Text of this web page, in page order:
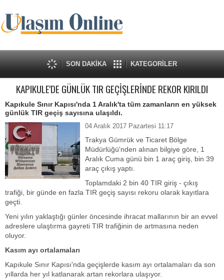
SON DAKİKA KATEGORİLER
KAPIKULE'DE GÜNLÜK TIR GEÇİŞLERİNDE REKOR KIRILDI
Kapıkule Sınır Kapısı'nda 1 Aralık'ta tüm zamanların en yüksek
günlük TIR geçiş sayısına ulaşıldı.
04 Aralık 2017 Pazartesi 11:17
Trakya Gümrük ve Ticaret Bölge
Müdürlüğü'nden alınan bilgiye göre, 1
Aralık Cuma günü bin 1 araç giriş, bin 39
araç çıkış yaptı.
Toplamdaki 2 bin 40 TIR giriş - çıkış
trafiği, bir günde en fazla TIR geçiş sayısı rekoru olarak kayıtlara
geçti.
Yeni yılın yaklaştığı günler öncesinde ihracat mallarının bir an evvel
adreslere ulaştırma gayreti TIR trafiğinin de artmasına neden
oluyor.
Kasım ayı ortalamaları
Kapıkule Sınır Kapısı'nda geçişlerde kasım ayı ortalamaları da son
yıllarda her yıl katlanarak artan rekorlara ulaşıyor.